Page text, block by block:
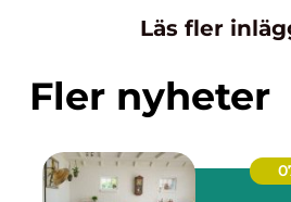
Läs fler
Fler nyheter